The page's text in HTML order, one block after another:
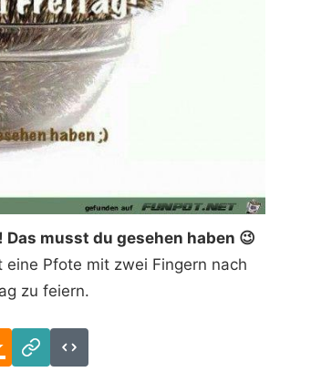
musst du gesehen haben 😉
Pfote mit zwei Fingern nach
zu feiern.
Download
Link